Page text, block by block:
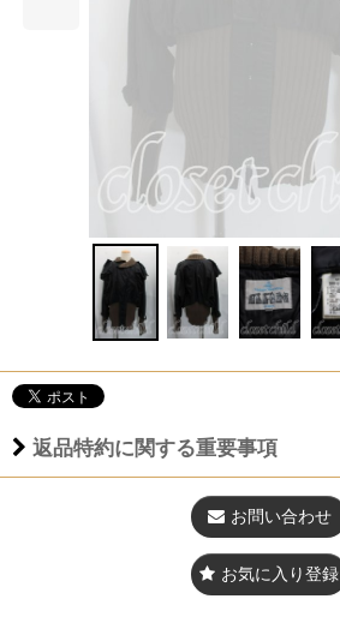
返品特約に関する重要事項
お問い合わせ
お気に入り登録